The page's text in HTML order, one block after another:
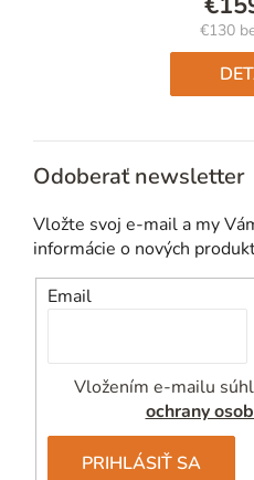
€130
Odoberať newsletter
Vložte svoj e-mail a my
informácie o nových
Email
Vložením e-mailu
ochrany
PRIHLÁSIŤ SA